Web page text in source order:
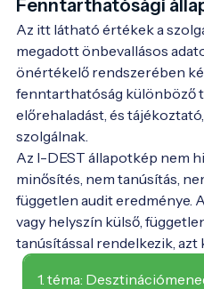
Fenntarthatósági
Az itt látható értékek a
megadott önbevallásos
önértékelő rendszerében
fenntarthatóság különböző
előrehaladást, és
szolgálnak.
Az I-DEST állapotkép nem
minősítés, nem tanúsítás,
független audit eredménye.
vagy helyszín külső,
tanúsítással rendelkezik, azt
1. téma: